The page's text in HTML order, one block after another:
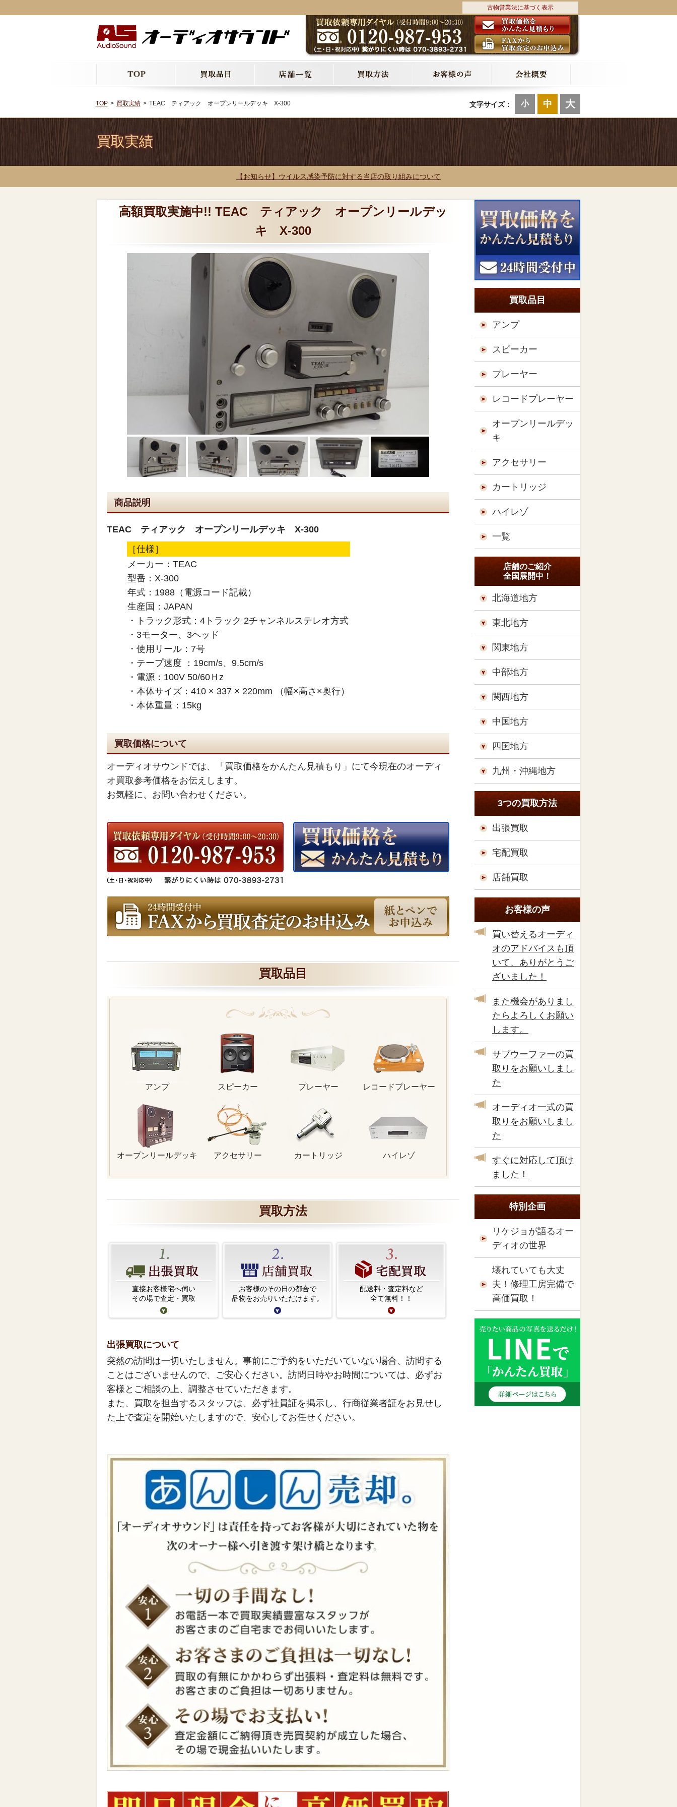
古物営業法に基づく表示
文字サイズ： 小 中 大
TOP 買取実績 TEAC ティアック オープンリールデッキ X-300
買取実績
【お知らせ】ウイルス感染予防に対する当店の取り組みについて
高額買取実施中!! TEAC ティアック オープンリールデッ
キ X-300
商品説明
TEAC ティアック オープンリールデッキ X-300
［仕様］
メーカー：TEAC
型番：X-300
年式：1988（電源コード記載）
生産国：JAPAN
・トラック形式：4トラック 2チャンネルステレオ方式
・3モーター、3ヘッド
・使用リール：7号
・テープ速度 ：19cm/s、9.5cm/s
・電源：100V 50/60Ｈz
・本体サイズ：410 × 337 × 220mm （幅×高さ×奥行）
・本体重量：15kg
買取価格について
オーディオサウンドでは、「買取価格をかんたん見積もり」にて今現在のオーディ
オ買取参考価格をお伝えします。
お気軽に、お問い合わせください。
買取品目
アンプ スピーカー プレーヤー レコードプレーヤー
オープンリールデッキ アクセサリー カートリッジ ハイレゾ
買取方法
直接お客様宅へ伺い
その場で査定・買取
お客様のその日の都合で
品物をお売りいただけます。
配送料・査定料など
全て無料！！
出張買取について
突然の訪問は一切いたしません。事前にご予約をいただいていない場合、訪問する
ことはございませんので、ご安心ください。訪問日時やお時間については、必ずお
客様とご相談の上、調整させていただきます。
また、買取を担当するスタッフは、必ず社員証を掲示し、行商従業者証をお見せし
た上で査定を開始いたしますので、安心してお任せください。
買取品目
アンプ
スピーカー
プレーヤー
レコードプレーヤー
オープンリールデッ
キ
アクセサリー
カートリッジ
ハイレゾ
一覧
店舗のご紹介
全国展開中！
北海道地方
東北地方
関東地方
中部地方
関西地方
中国地方
四国地方
九州・沖縄地方
3つの買取方法
出張買取
宅配買取
店舗買取
お客様の声
買い替えるオーディ
オのアドバイスも頂
いて、ありがとうご
ざいました！
また機会がありまし
たらよろしくお願い
します。
サブウーファーの買
取りをお願いしまし
た
オーディオ一式の買
取りをお願いしまし
た
すぐに対応して頂け
ました！
特別企画
リケジョが語るオー
ディオの世界
壊れていても大丈
夫！修理工房完備で
高価買取！